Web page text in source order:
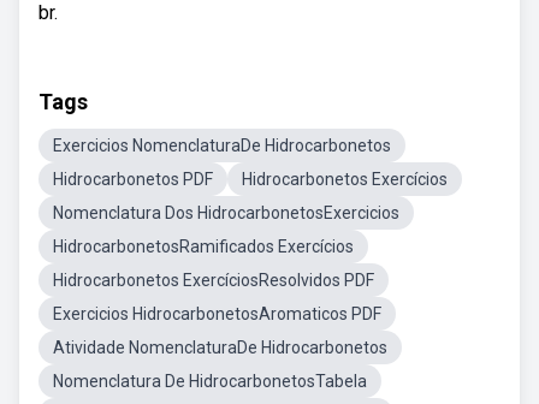
br.
Tags
Exercicios NomenclaturaDe Hidrocarbonetos
Hidrocarbonetos PDF
Hidrocarbonetos Exercícios
Nomenclatura Dos HidrocarbonetosExercicios
HidrocarbonetosRamificados Exercícios
Hidrocarbonetos ExercíciosResolvidos PDF
Exercicios HidrocarbonetosAromaticos PDF
Atividade NomenclaturaDe Hidrocarbonetos
Nomenclatura De HidrocarbonetosTabela